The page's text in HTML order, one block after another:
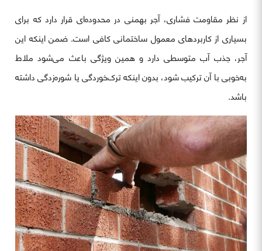
از نظر مقاومت فشاری، آجر بهمنی در محدوده‌ای قرار دارد که برای
بسیاری از کاربردهای معمول ساختمانی کافی است. ضمن اینکه این
آجر، جذب آب متوسطی دارد و همین ویژگی باعث می‌شود ملاط
به‌خوبی با آن ترکیب شود، بدون اینکه ترک‌خوردگی یا شوره‌زدگی داشته
باشد.